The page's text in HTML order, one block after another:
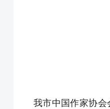
我市中国作家协